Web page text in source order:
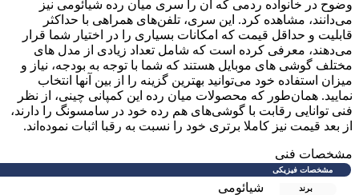
در خانواده ردمی که آن را سری میان رده شیائومی نیز
مشاهده کرد. این سری، تلفن‌های همراهی با حداکثر
و حداقل قیمت که امکانات بسیاری را در اختیار شما قرار
معرفی کرده است که شامل تعداد زیادی از مدل های
گوشی های موبایل هستند که شما با توجه به بودجه، نیاز و
استفاده خود می‌توانید بهترین گزینه را از بین آنها انتخاب
همان‌طور که محصولات میان رده این کمپانی چینی، از نظر
توانایی رقابت با گوشی‌های هم رده خود در سامسونگ را دارند،
بعد قیمت نیز کاملا برتری خود را نسبت به رقبا اثبات نموده‌اند.
فنی
مشخصات فیزیکی
برند شیائومی